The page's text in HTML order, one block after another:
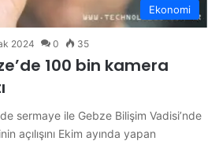
Ekonomi
2024 0 35
100 bin kamera
sermaye ile Gebze Bilişim Vadisi’nde
açılışını Ekim ayında yapan